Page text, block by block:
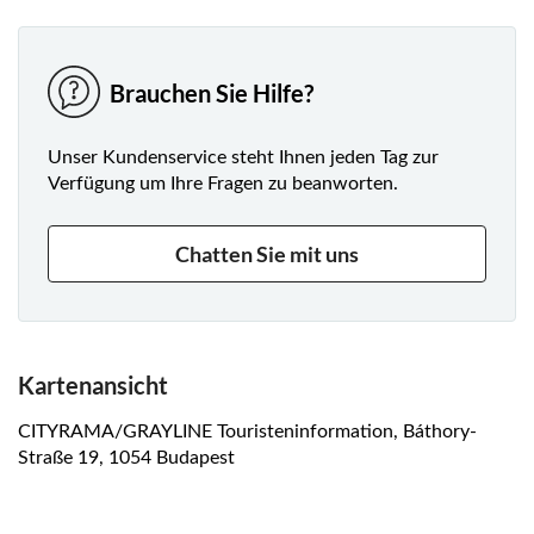
im Stadtzentrum (Anlegestelle).
Brauchen Sie Hilfe?
Unser Kundenservice steht Ihnen jeden Tag zur
Verfügung um Ihre Fragen zu beanworten.
Chatten Sie mit uns
Kartenansicht
CITYRAMA/GRAYLINE Touristeninformation, Báthory-
Straße 19, 1054 Budapest